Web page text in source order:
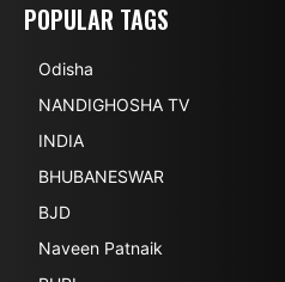
POPULAR TAGS
Odisha
NANDIGHOSHA TV
INDIA
BHUBANESWAR
BJD
Naveen Patnaik